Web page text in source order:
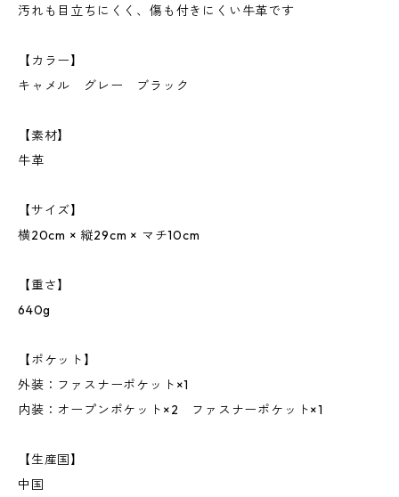
汚れも目立ちにくく、傷も付きにくい牛革です
【カラー】
キャメル グレー ブラック
【素材】
牛革
【サイズ】
横20cm × 縦29cm × マチ10cm
【重さ】
640g
【ポケット】
外装：ファスナーポケット×1
内装：オープンポケット×2 ファスナーポケット×1
【生産国】
中国